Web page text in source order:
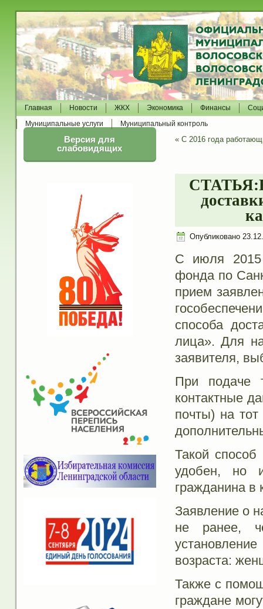
Главная Новости ЖКХ Экономика Финансы
Муниципальные услуги
Муниципальный контроль
Версия для
слабовидящих
« С 2016 года
Опубликовано
С июля 2015
фонда по
прием
способа
лица». Для
заявителя,
При подаче
контактные
почты) на
Такой
удобен, но
гражданина в
Заявление о
не ранее,
возраста:
Также с
граждане